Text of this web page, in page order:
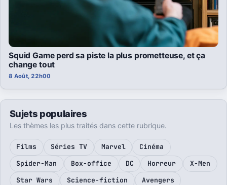
Squid Game perd sa piste la plus prometteuse, et ça
change tout
8 Août, 22h00
Sujets populaires
Les thèmes les plus traités dans cette rubrique.
Films Séries TV Marvel
Cinéma
Spider-Man
Box-office DC Horreur
X-Men
Star Wars
Science-fiction Avengers